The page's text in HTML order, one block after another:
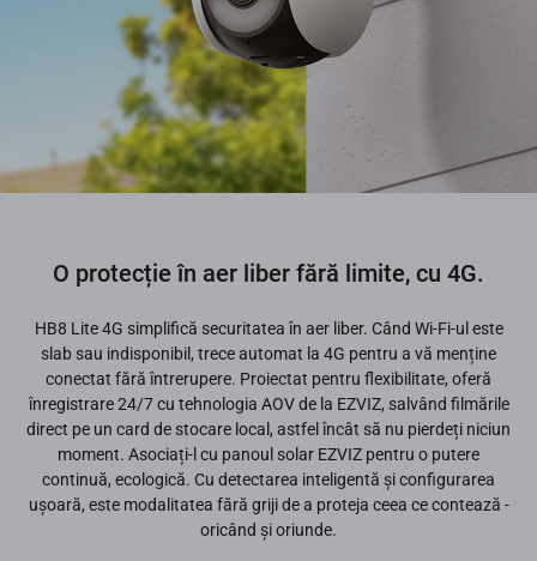
O protecție în aer liber fără limite, cu 4G.
HB8 Lite 4G simplifică securitatea în aer liber. Când Wi-Fi-ul este
slab sau indisponibil, trece automat la 4G pentru a vă menține
conectat fără întrerupere. Proiectat pentru flexibilitate, oferă
înregistrare 24/7 cu tehnologia AOV de la EZVIZ, salvând filmările
direct pe un card de stocare local, astfel încât să nu pierdeți niciun
moment. Asociați-l cu panoul solar EZVIZ pentru o putere
continuă, ecologică. Cu detectarea inteligentă și configurarea
ușoară, este modalitatea fără griji de a proteja ceea ce contează -
oricând și oriunde.